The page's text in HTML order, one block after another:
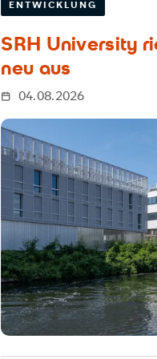
ENTWICKLUNG
SRH University
neu aus
04.08.2026